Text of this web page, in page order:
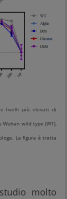
livelli più elevati di
wild type (WT),
La figura è tratta
molto